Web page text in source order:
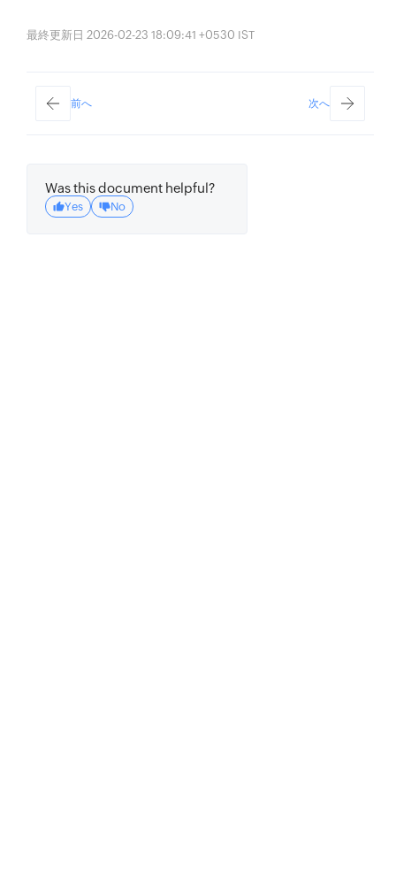
最終更新日 2026-02-23 18:09:41 +0530 IST
前へ 次へ
Was this document helpful?
Yes No